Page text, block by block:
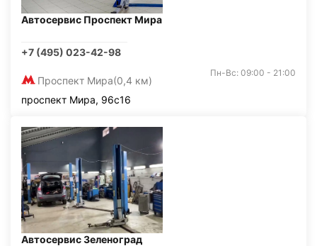
Автосервис Проспект Мира
+7 (495) 023-42-98
Проспект Мира(0,4 км)
Пн-Вс: 09:00 - 21:00
проспект Мира, 96с16
Автосервис Зеленоград